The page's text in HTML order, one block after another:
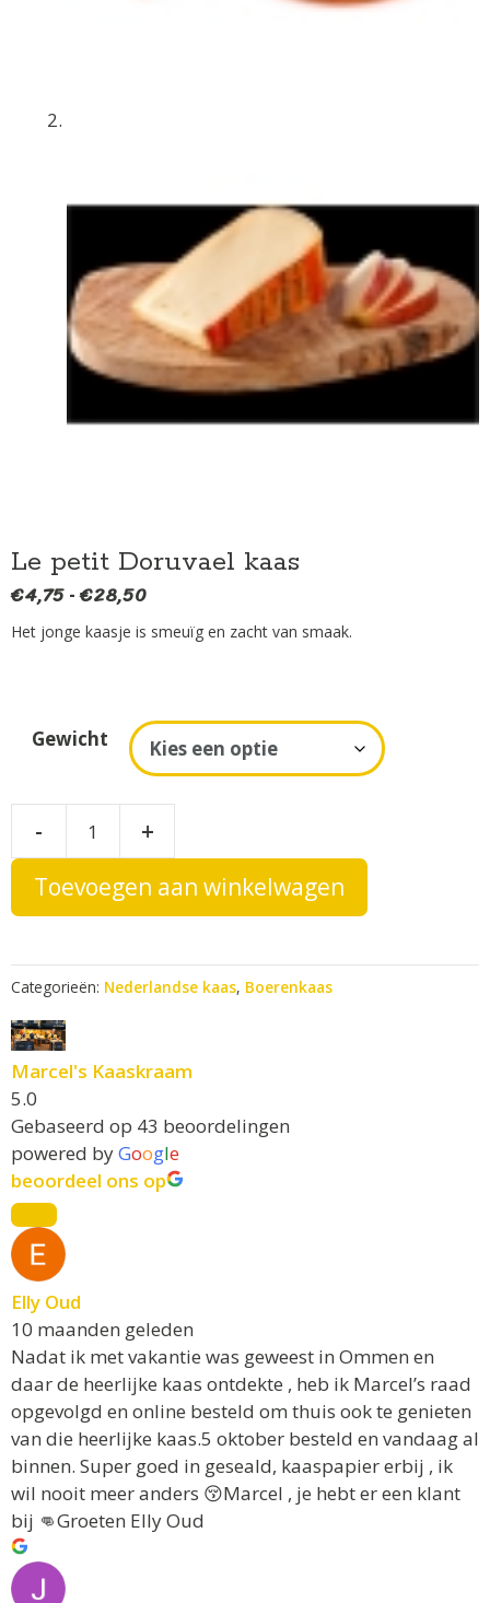
Le petit Doruvael kaas
€4,75 - €28,50Prijsklasse:
€4,75
Het jonge kaasje is smeuïg en zacht van smaak.
Gewicht
-
petit
Doruvael
kaas
+
Toevoegen aan winkelwagen
e
n
t
v
e
:
Categorieën: Nederlandse kaas, Boerenkaas
Marcel's Kaaskraam
5.0
Gebaseerd op 43 beoordelingen
powered byGoogle
beoordeel ons op
Elly Oud
10 maanden geleden
Nadat ik met vakantie was geweest in Ommen en
daar de heerlijke kaas ontdekte , heb ik Marcel’s raad
opgevolgd en online besteld om thuis ook te genieten
van die heerlijke kaas.5 oktober besteld en vandaag al
binnen. Super goed in geseald, kaaspapier erbij , ik
wil nooit meer anders 😚Marcel , je hebt er een klant
bij 👊Groeten Elly Oud